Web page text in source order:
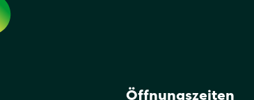
Öffnungszeiten